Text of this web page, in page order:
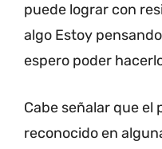
puede lograr con
algo Estoy
espero poder
Cabe señalar que el
reconocido en